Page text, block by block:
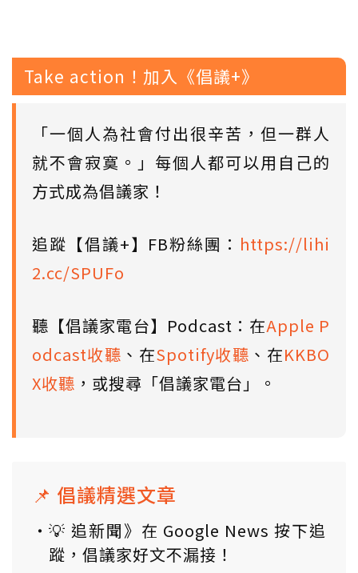
Take action！加入《倡議+》
「一個人為社會付出很辛苦，但一群人
就不會寂寞。」每個人都可以用自己的
方式成為倡議家！
追蹤【倡議+】FB粉絲團： https://lihi
2.cc/SPUFo
聽【倡議家電台】Podcast：在Apple P
odcast收聽 、在Spotify收聽 、在KKBO
X收聽 ，或搜尋「倡議家電台」。
📌 倡議精選文章
💡 追新聞》在 Google News 按下追
蹤，倡議家好文不漏接！